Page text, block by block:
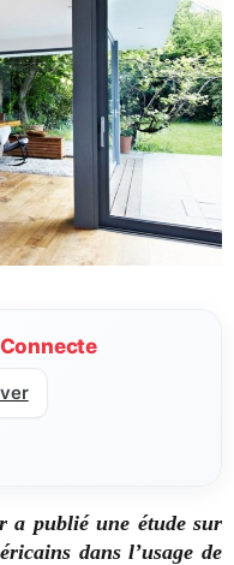
a publié une étude sur
dans l’usage de